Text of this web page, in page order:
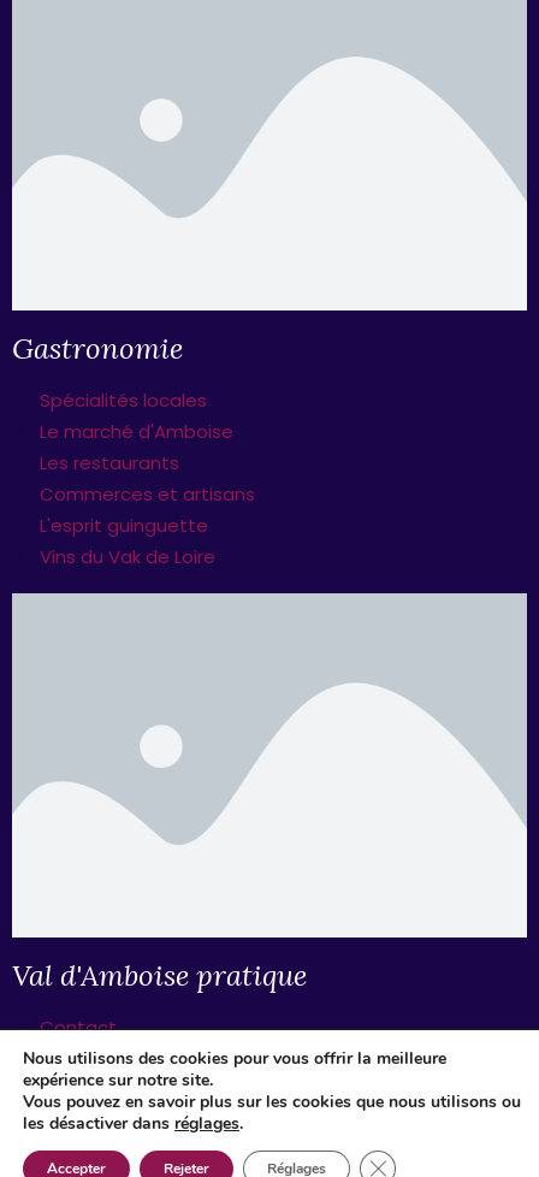
Gastronomie
Spécialités locales
Le marché d'Amboise
Les restaurants
Commerces et artisans
L'esprit guinguette
Vins du Vak de Loire
Val d'Amboise pratique
Contact
Nos brochures
Accès
Services
Tourisme et handicap
Nous utilisons des cookies pour vous offrir la meilleure
expérience sur notre site.
Vous pouvez en savoir plus sur les cookies que nous utilisons ou
les désactiver dans réglages.
Accepter Rejeter Réglages Fermer la bannière